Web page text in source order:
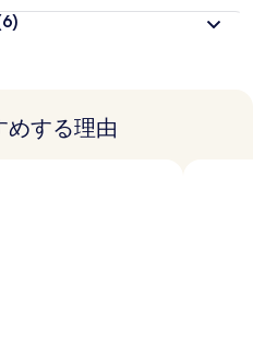
めする理由